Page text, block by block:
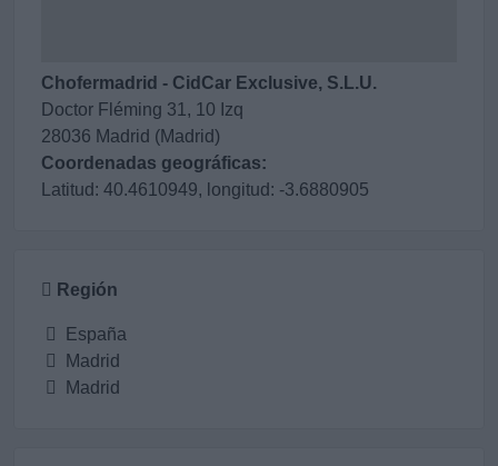
Chofermadrid - CidCar Exclusive, S.L.U.
Doctor Fléming 31, 10 Izq
28036 Madrid (Madrid)
Coordenadas geográficas:
Latitud: 40.4610949, longitud: -3.6880905
Región
España
Madrid
Madrid